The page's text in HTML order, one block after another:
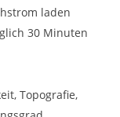
laden
30 Minuten
Topografie,